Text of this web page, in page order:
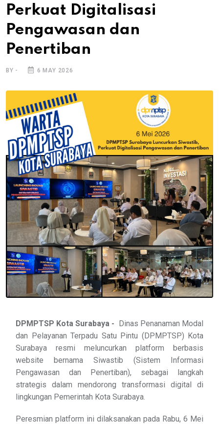
Perkuat Digitalisasi
Pengawasan dan
Penertiban
BY - 6 MAY 2026
DPMPTSP Kota Surabaya - Dinas Penanaman Modal
dan Pelayanan Terpadu Satu Pintu (DPMPTSP) Kota
Surabaya resmi meluncurkan platform berbasis
website bernama Siwastib (Sistem Informasi
Pengawasan dan Penertiban), sebagai langkah
strategis dalam mendorong transformasi digital di
lingkungan Pemerintah Kota Surabaya.
Peresmian platform ini dilaksanakan pada Rabu, 6 Mei